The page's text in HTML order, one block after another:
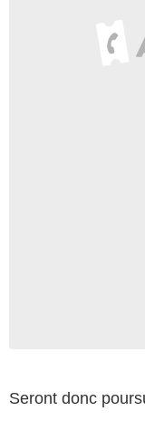
Seront donc